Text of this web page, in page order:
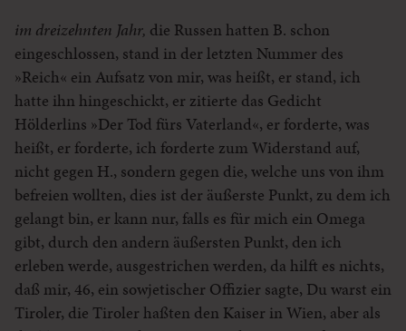
im dreizehnten Jahr, die Russen hatten B. schon
eingeschlossen, stand in der letzten Nummer des
»Reich« ein Aufsatz von mir, was heißt, er stand, ich
hatte ihn hingeschickt, er zitierte das Gedicht
Hölderlins »Der Tod fürs Vaterland«, er forderte, was
heißt, er forderte, ich forderte zum Widerstand auf,
nicht gegen H., sondern gegen die, welche uns von ihm
befreien wollten, dies ist der äußerste Punkt, zu dem ich
gelangt bin, er kann nur, falls es für mich ein Omega
gibt, durch den andern äußersten Punkt, den ich
erleben werde, ausgestrichen werden, da hilft es nichts,
daß mir, 46, ein sowjetischer Offizier sagte, Du warst ein
Tiroler, die Tiroler haßten den Kaiser in Wien, aber als